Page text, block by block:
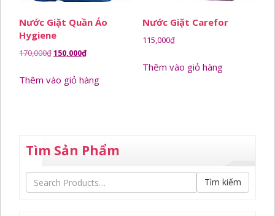
Nước Giặt Quần Áo
Hygiene
170,000₫Giá
là:
150,000₫Giá
tại
Thêm vào giỏ hàng
Nước Giặt Carefor
115,000₫
Thêm vào giỏ hàng
Tìm Sản Phẩm
Tìm kiếm